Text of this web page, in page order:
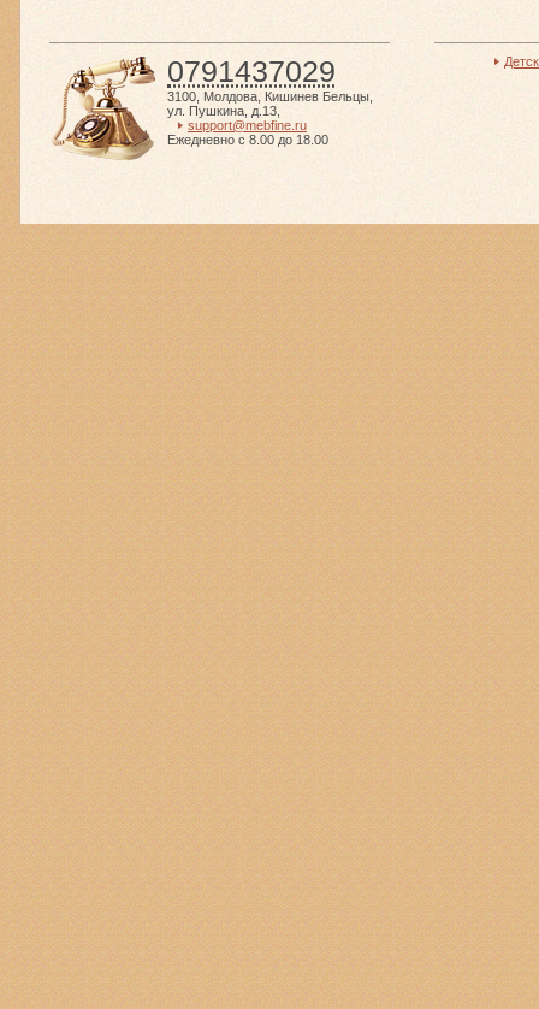
0791437029
3100 Молдова Кишинев Бельцы
ул. Пушкина, д.13
support@mebfine.ru
Ежедневно с 8.00 до 18.00